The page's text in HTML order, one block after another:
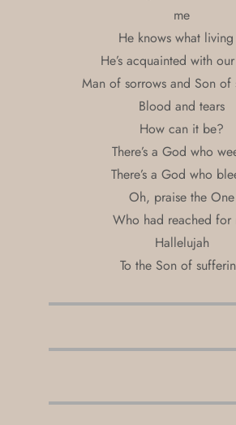
me
He knows what
He’s acquainted with
Man of sorrows and Son of
Blood and tears
How can it be?
There’s a God who
There’s a God who
Oh, praise the One
Who had reached for
Hallelujah
To the Son of